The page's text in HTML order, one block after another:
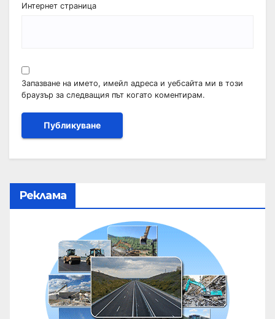
Интернет страница
Запазване на името, имейл адреса и уебсайта ми в този
браузър за следващия път когато коментирам.
Реклама